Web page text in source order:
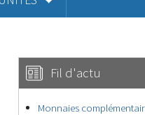
Fil d'actu
Monnaies